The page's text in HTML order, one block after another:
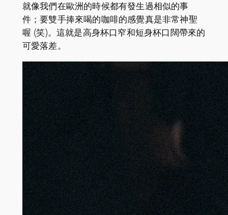
就像我們在歐洲的時候都有發生過相似的事
件；要雙手捧來喝的咖啡的感覺真是非常神聖
喔 (笑)。這就是高身杯口窄和短身杯口闊帶來的
可愛落差。